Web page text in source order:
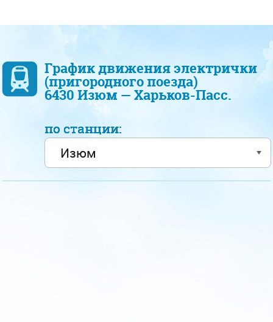
График движения электрички
(пригородного поезда)
6430 Изюм — Харьков-Пасс.
по станции: